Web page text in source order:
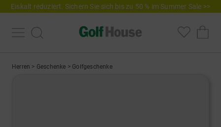
Eiskalt reduziert. Sichern Sie sich bis zu 50 % im Summer Sale >>
Herren > Geschenke > Golfgeschenke